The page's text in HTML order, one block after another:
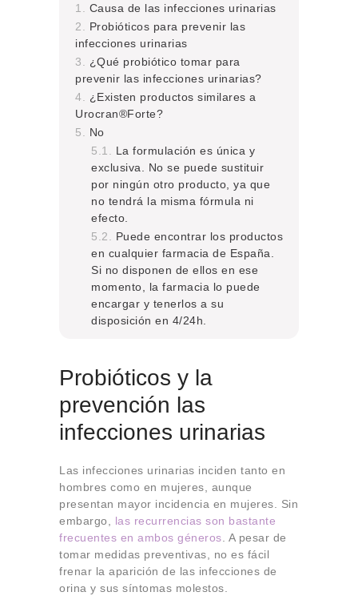
Causa de las infecciones urinarias
Probióticos para prevenir las
infecciones urinarias
¿Qué probiótico tomar para
prevenir las infecciones urinarias?
¿Existen productos similares a
Urocran®Forte?
No
La formulación es única y
exclusiva. No se puede sustituir
por ningún otro producto, ya que
no tendrá la misma fórmula ni
efecto.
Puede encontrar los productos
en cualquier farmacia de España.
Si no disponen de ellos en ese
momento, la farmacia lo puede
encargar y tenerlos a su
disposición en 4/24h.
Probióticos y la
prevención las
infecciones urinarias
Las infecciones urinarias inciden tanto en
hombres como en mujeres, aunque
presentan mayor incidencia en mujeres. Sin
embargo, las recurrencias son bastante
frecuentes en ambos géneros. A pesar de
tomar medidas preventivas, no es fácil
frenar la aparición de las infecciones de
orina y sus síntomas molestos.